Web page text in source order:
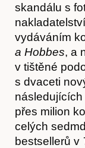
skandálu s
vydáváním
a Hobbes, a
v tištěné
s dvaceti
přes milion
celých
bestsellerů v